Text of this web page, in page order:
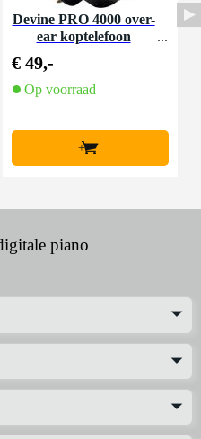
Devine PRO 4000 over-
ear koptelefoon
€ 49,-
Op voorraad
+
piano